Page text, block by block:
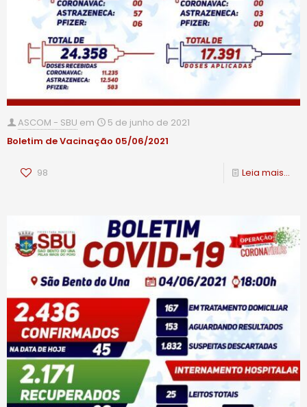
ASCOM - SBU em
5 de junho de 2021
Boletim de Vacinação 05/06/2021
98 Leia mais...